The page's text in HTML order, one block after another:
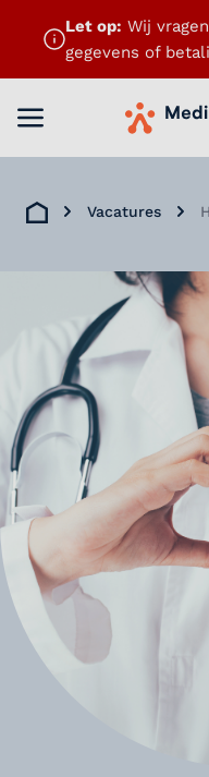
Let op: Wij
gegevens of
Menu openenHome
Home
Vacatures